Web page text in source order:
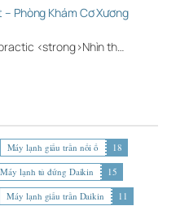
Phòng Khám Cơ Xương
<strong>Nhìn th…
Máy lạnh giấu trần nối ố
18
Máy lạnh tủ đứng Daikin
15
Máy lạnh giấu trần Daikin
11